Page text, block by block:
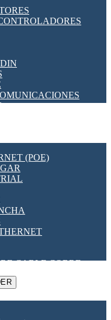
DE CORRIENTE
PROGRAMABLES
[VDF]
(POE)
CABLE COBRE